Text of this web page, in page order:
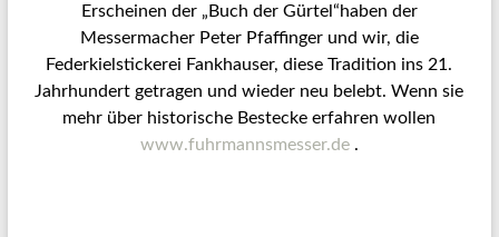
Erscheinen der „Buch der Gürtel“haben der
Messermacher Peter Pfaffinger und wir, die
Federkielstickerei Fankhauser, diese Tradition ins 21.
Jahrhundert getragen und wieder neu belebt. Wenn sie
mehr über historische Bestecke erfahren wollen
www.fuhrmannsmesser.de.